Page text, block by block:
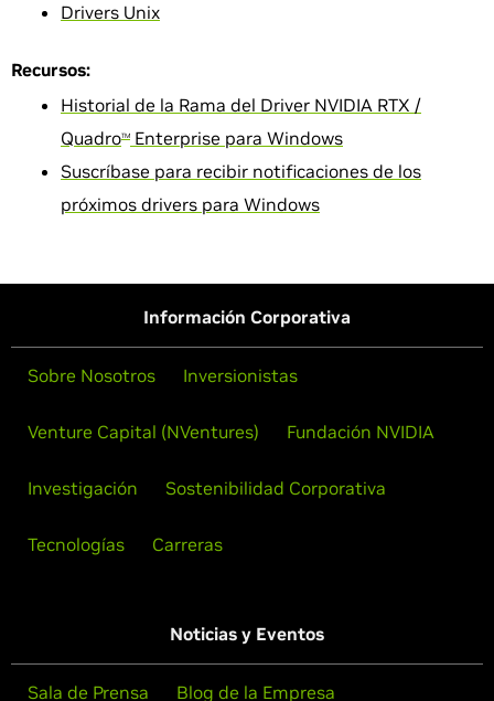
Drivers Unix
Recursos:
Historial de la Rama del Driver NVIDIA RTX /
QuadroTM
Enterprise para Windows
Suscríbase para recibir notificaciones de los
próximos drivers para Windows
Información Corporativa
Sobre Nosotros Inversionistas
Venture Capital (NVentures) Fundación NVIDIA
Investigación Sostenibilidad Corporativa
Tecnologías Carreras
Noticias y Eventos
Sala de Prensa Blog de la Empresa